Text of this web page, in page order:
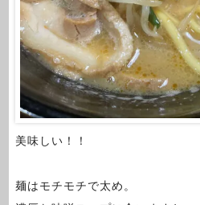
美味しい！！
麺はモチモチで太め。